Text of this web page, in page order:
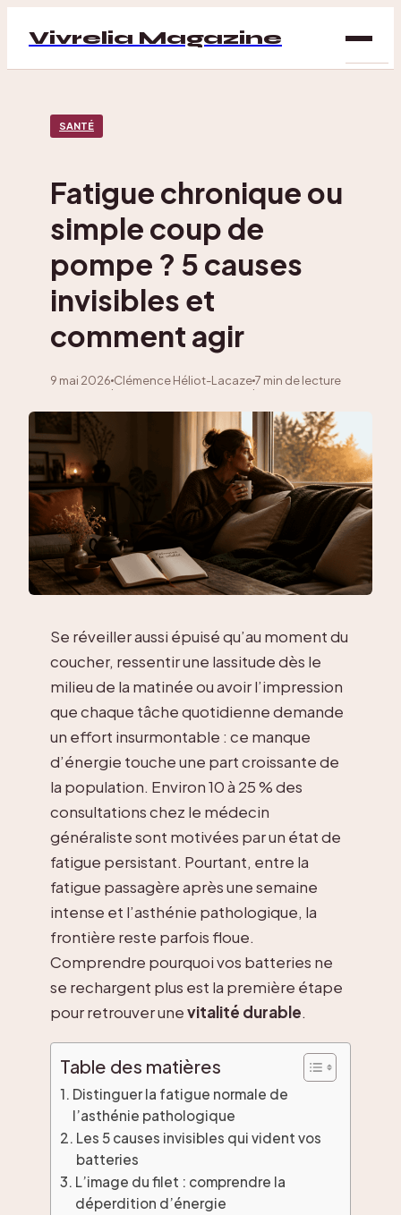
Vivrelia Magazine
SANTÉ
Fatigue chronique ou
simple coup de
pompe ? 5 causes
invisibles et
comment agir
9 mai 2026
·
Clémence Héliot-Lacaze
·
7 min de lecture
Se réveiller aussi épuisé qu’au moment du
coucher, ressentir une lassitude dès le
milieu de la matinée ou avoir l’impression
que chaque tâche quotidienne demande
un effort insurmontable : ce manque
d’énergie touche une part croissante de
la population. Environ 10 à 25 % des
consultations chez le médecin
généraliste sont motivées par un état de
fatigue persistant. Pourtant, entre la
fatigue passagère après une semaine
intense et l’asthénie pathologique, la
frontière reste parfois floue.
Comprendre pourquoi vos batteries ne
se rechargent plus est la première étape
pour retrouver unevitalité durable.
Table des matières
Distinguer la fatigue normale de
l’asthénie pathologique
Les 5 causes invisibles qui vident vos
batteries
L’image du filet : comprendre la
déperdition d’énergie